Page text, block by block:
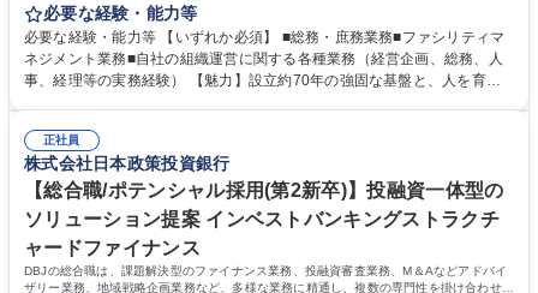
にて、総務・庶務業務やファシリティマネジメントを行う事務系総合職を
募集いたします。 ■総務・庶務業務：外部委託先（外注先）や契約書の管
理、総務部門での管理業務、会計管理や決算業務、印刷物等の制作管理等
※親会社である農林中央金庫から受託した総務庶務業務 ■ファシリティマ
関する各種業務（経営企画、総務、人事、経理等） 募集職種 【事務系総
合職】農林中央金庫のバックオフィス業務/安定基盤/年休120日
必要な経験・能力等
必要な経験・能力等 【いずれか必須】 ■総務・庶務業務■ファシリティマ
ネジメント業務■自社の組織運営に関する各種業務（経営企画、総務、人
事、経理等の実務経験） 【魅力】設立約70年の強固な基盤と、人を育て
す。 また、業務がしっかりと基準化されており、中途入社でも質問しやす
く馴染みやすい和やかな社風です。さらに、簿記やファシリティマネジャ
ーなどの資格取得に向けた費用負担や報奨金制度が非常に手厚く、成長で
きる環境です。 学歴・資格 学歴：大学院 大学 高専 短大 語学力： 資格：
日商簿記検定2級
正社員
株式会社日本政策投資銀行
【総合職/ポテンシャル採用(第2新卒)】投融資一体型の
ソリューション提案 インベストバンキングストラクチ
ャードファイナンス
DBJの総合職は、課題解決型のファイナンス業務、投融資審査業務、M＆Aなどアドバイ
ザリー業務、地域戦略企画業務など、多様な業務に精通し、複数の専門性を掛け合わせて